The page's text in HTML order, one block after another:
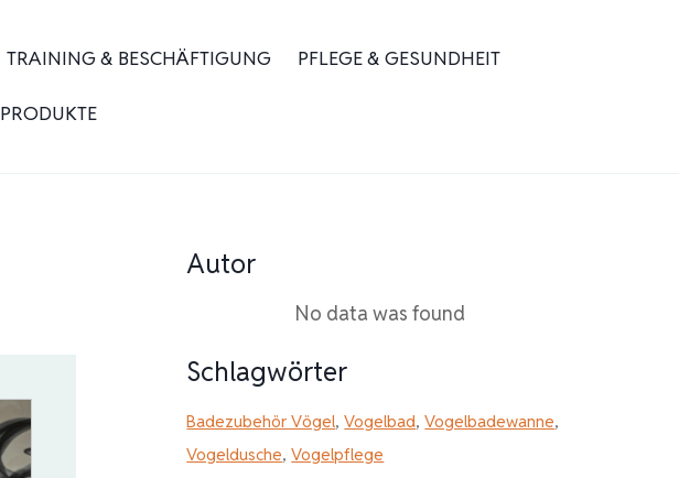
TRAINING & BESCHÄFTIGUNG PFLEGE & GESUNDHEIT
PRODUKTE
Autor
No data was found
Schlagwörter
Badezubehör Vögel, Vogelbad, Vogelbadewanne,
Vogeldusche, Vogelpflege